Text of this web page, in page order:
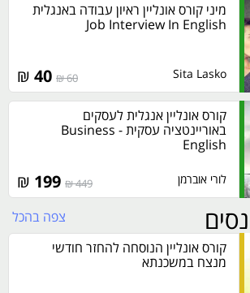
מיני קורס אונליין ראיון עבודה באנגלית
Job Interview In English
Sita Lasko
60 ₪
₪
קורס אונליין אנגלית לעסקים
באוריינטציה עסקית - Business
English
לורי אוברמן 449 ₪
₪
צפה בהכל
קורס אונליין הנוסחה להחזר חודשי
מנצח במשכנתא